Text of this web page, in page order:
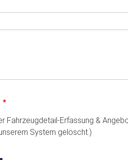
Fahrzeugdetail-Erfassung &
System gelöscht.)